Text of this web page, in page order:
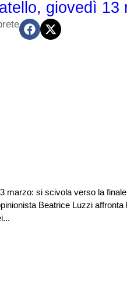
giovedì
marzo: si scivola verso la
Beatrice Luzzi